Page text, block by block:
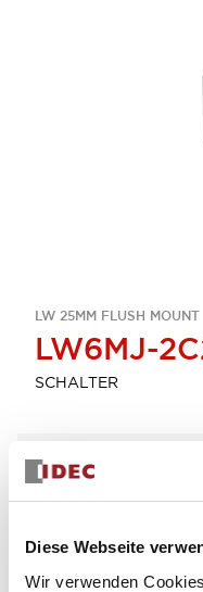
Diese Webseite
Wir verwenden
LW 25MM FLUSH MOUNT
LW6MJ-
SCHALTER
Menge auswählen